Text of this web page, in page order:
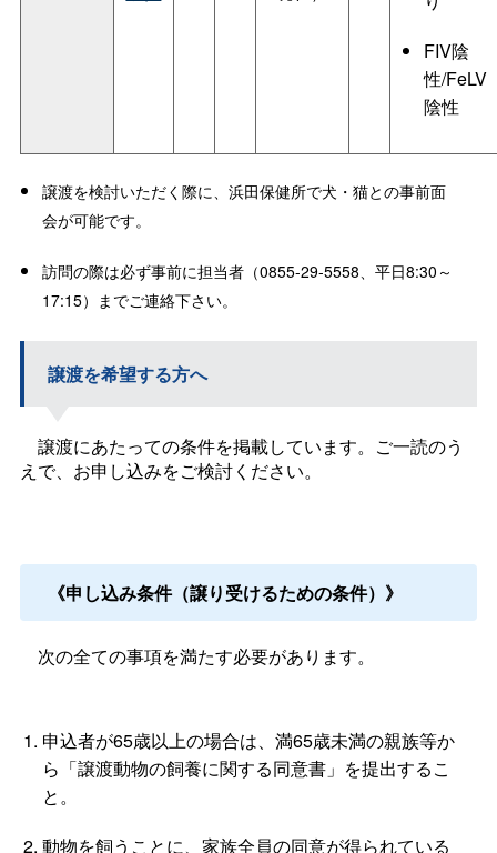
FIV陰
性/FeLV
陰性
譲渡を検討いただく際に、浜田保健所で犬・猫との事前面
会が可能です。
訪問の際は必ず事前に担当者（0855-29-5558、平日8:30～
17:15）までご連絡下さい。
譲渡を希望する方へ
譲渡にあたっての条件を掲載しています。ご一読のう
えで、お申し込みをご検討ください。
《申し込み条件（譲り受けるための条件）》
次の全ての事項を満たす必要があります。
申込者が65歳以上の場合は、満65歳未満の親族等か
ら「譲渡動物の飼養に関する同意書」を提出するこ
と。
動物を飼うことに、家族全員の同意が得られている